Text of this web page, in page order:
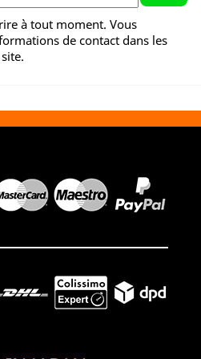
à tout moment. Vous
de contact dans les